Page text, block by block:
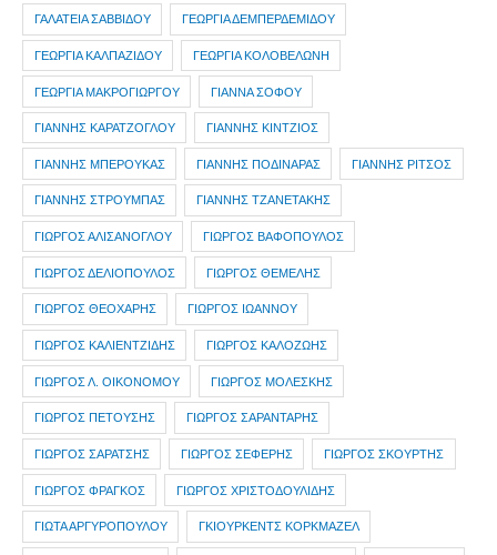
ΓΑΛΑΤΕΙΑ ΣΑΒΒΙΔΟΥ ΓΕΩΡΓΙΑ ΔΕΜΠΕΡΔΕΜΙΔΟΥ
ΓΕΩΡΓΙΑ ΚΑΛΠΑΖΙΔΟΥ ΓΕΩΡΓΙΑ ΚΟΛΟΒΕΛΩΝΗ
ΓΕΩΡΓΙΑ ΜΑΚΡΟΓΙΩΡΓΟΥ ΓΙΑΝΝΑ ΣΟΦΟΥ
ΓΙΑΝΝΗΣ ΚΑΡΑΤΖΟΓΛΟΥ ΓΙΑΝΝΗΣ ΚΙΝΤΖΙΟΣ
ΓΙΑΝΝΗΣ ΜΠΕΡΟΥΚΑΣ ΓΙΑΝΝΗΣ ΠΟΔΙΝΑΡΑΣ ΓΙΑΝΝΗΣ ΡΙΤΣΟΣ
ΓΙΑΝΝΗΣ ΣΤΡΟΥΜΠΑΣ ΓΙΑΝΝΗΣ ΤΖΑΝΕΤΑΚΗΣ
ΓΙΩΡΓΟΣ ΑΛΙΣΑΝΟΓΛΟΥ ΓΙΩΡΓΟΣ ΒΑΦΟΠΟΥΛΟΣ
ΓΙΩΡΓΟΣ ΔΕΛΙΟΠΟΥΛΟΣ ΓΙΩΡΓΟΣ ΘΕΜΕΛΗΣ
ΓΙΩΡΓΟΣ ΘΕΟΧΑΡΗΣ ΓΙΩΡΓΟΣ ΙΩΑΝΝΟΥ
ΓΙΩΡΓΟΣ ΚΑΛΙΕΝΤΖΙΔΗΣ ΓΙΩΡΓΟΣ ΚΑΛΟΖΩΗΣ
ΓΙΩΡΓΟΣ Λ. ΟΙΚΟΝΟΜΟΥ ΓΙΩΡΓΟΣ ΜΟΛΕΣΚΗΣ
ΓΙΩΡΓΟΣ ΠΕΤΟΥΣΗΣ ΓΙΩΡΓΟΣ ΣΑΡΑΝΤΑΡΗΣ
ΓΙΩΡΓΟΣ ΣΑΡΑΤΣΗΣ ΓΙΩΡΓΟΣ ΣΕΦΕΡΗΣ ΓΙΩΡΓΟΣ ΣΚΟΥΡΤΗΣ
ΓΙΩΡΓΟΣ ΦΡΑΓΚΟΣ ΓΙΩΡΓΟΣ ΧΡΙΣΤΟΔΟΥΛΙΔΗΣ
ΓΙΩΤΑ ΑΡΓΥΡΟΠΟΥΛΟΥ ΓΚΙΟΥΡΚΕΝΤΣ ΚΟΡΚΜΑΖΕΛ